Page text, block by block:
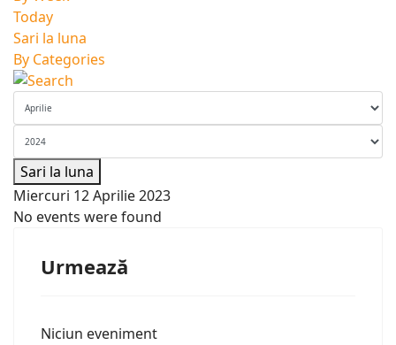
Today
Sari la luna
By Categories
Sari la luna
Miercuri 12 Aprilie 2023
No events were found
Urmează
Niciun eveniment